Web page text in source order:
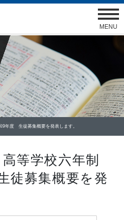
MENU
年度 生徒募集概要を発表します。
高等学校六年制
徒募集概要を発